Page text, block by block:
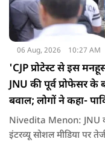
06 Aug, 2026 10:27 AM
'CJP प्रोटेस्ट से इस
JNU की पूर्व प्रोफेसर के
बवाल; लोगों ने कहा-
Nivedita Menon: JNU
इंटरव्यू सोशल मीडिया पर